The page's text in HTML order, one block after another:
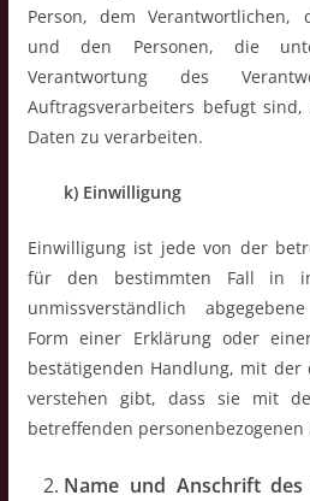
Person, dem Verantwortlichen,
und den Personen, die
Verantwortung des
Auftragsverarbeiters befugt sind,
Daten zu verarbeiten.
k) Einwilligung
Einwilligung ist jede von der
für den bestimmten Fall in
unmissverständlich
Form einer Erklärung oder
bestätigenden Handlung, mit der
verstehen gibt, dass sie mit
betreffenden
Name und Anschrift